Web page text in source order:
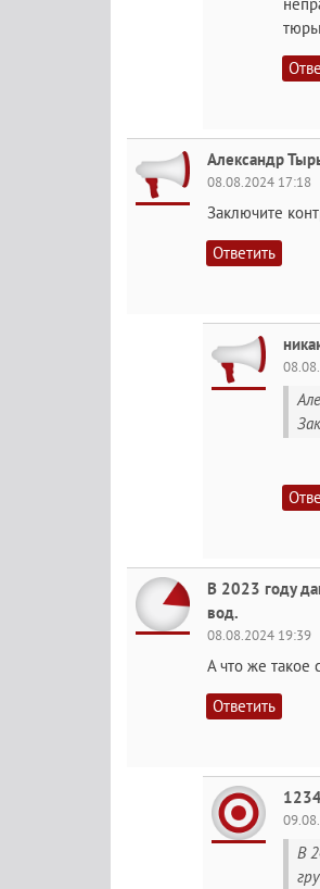
Александр
08.08.2024 17:18
Заключите
Ответить
В 2023 году
вод.
08.08.2024 19:39
А что же такое
Ответить
В